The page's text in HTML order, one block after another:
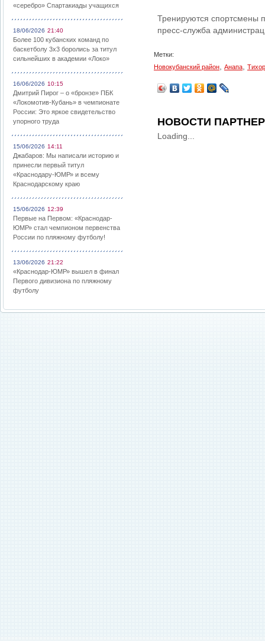
«серебро» Спартакиады учащихся
18/06/2026 21:40
Более 100 кубанских команд по
баскетболу 3х3 боролись за титул
сильнейших в академии «Локо»
16/06/2026 10:15
Дмитрий Пирог – о «бронзе» ПБК
«Локомотив-Кубань» в чемпионате
России: Это яркое свидетельство
упорного труда
15/06/2026 14:11
Джабаров: Мы написали историю и
принесли первый титул
«Краснодару-ЮМР» и всему
Краснодарскому краю
15/06/2026 12:39
Первые на Первом: «Краснодар-
ЮМР» стал чемпионом первенства
России по пляжному футболу!
13/06/2026 21:22
«Краснодар-ЮМР» вышел в финал
Первого дивизиона по пляжному
футболу
Тренируются спортсмены
пресс-служба
Метки:
Новокубанский район
Анапа
НОВОСТИ
Loading...